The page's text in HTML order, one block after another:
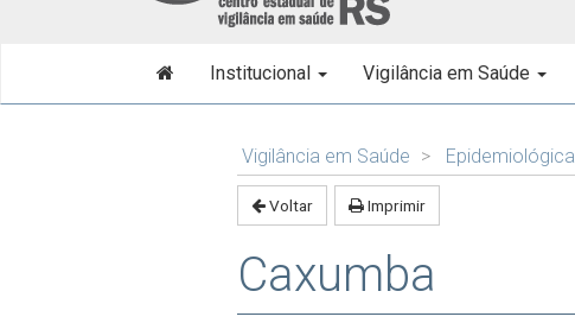
do
Institucional Vigilância em Saúde
Vigilância em Saúde Epidemiológica
Voltar Imprimir
Caxumba